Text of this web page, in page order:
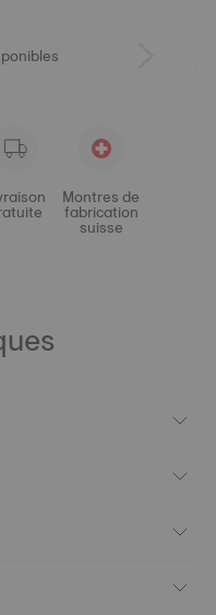
Montres de
fabrication
suisse